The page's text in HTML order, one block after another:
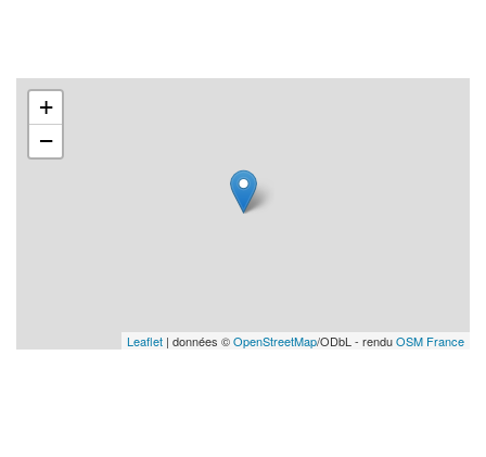
+
−
Leaflet | données ©OpenStreetMap/ODbL - renduOSM France